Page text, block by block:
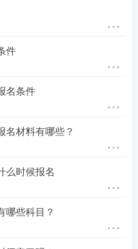
大专毕业后，一直在单
考试，工作年限如何计
小李的工作年限需从取
一般为6月份）算起，
作年限。由于小李最高
符合“
通
）的工程管理专业大学
造价、工程管理业务工
件
名条件
名材料有哪些？
么时候报名
哪些科目？